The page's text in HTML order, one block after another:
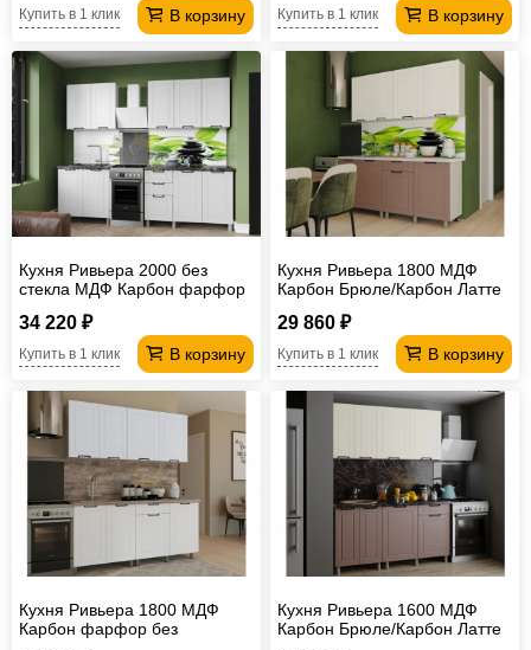
В корзину
Купить в 1 клик В корзину
Купить в 1 клик
Кухня Ривьера 2000 без
стекла МДФ Карбон фарфор
34 220 ₽
В корзину
Купить в 1 клик
Кухня Ривьера 1800 МДФ
Карбон Брюле/Карбон Латте
29 860 ₽
В корзину
Купить в 1 клик
Кухня Ривьера 1800 МДФ
Карбон фарфор без
Кухня Ривьера 1600 МДФ
Карбон Брюле/Карбон Латте